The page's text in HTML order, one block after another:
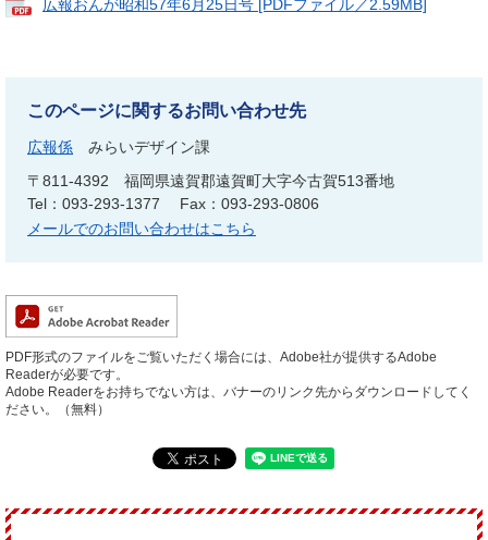
広報おんが昭和57年6月25日号 [PDFファイル／2.59MB]
このページに関するお問い合わせ先
広報係
みらいデザイン課
〒811-4392
福岡県遠賀郡遠賀町大字今古賀513番地
Tel：093-293-1377
Fax：093-293-0806
メールでのお問い合わせはこちら
PDF形式のファイルをご覧いただく場合には、Adobe社が提供するAdobe
Readerが必要です。
Adobe Readerをお持ちでない方は、バナーのリンク先からダウンロードしてく
ださい。（無料）